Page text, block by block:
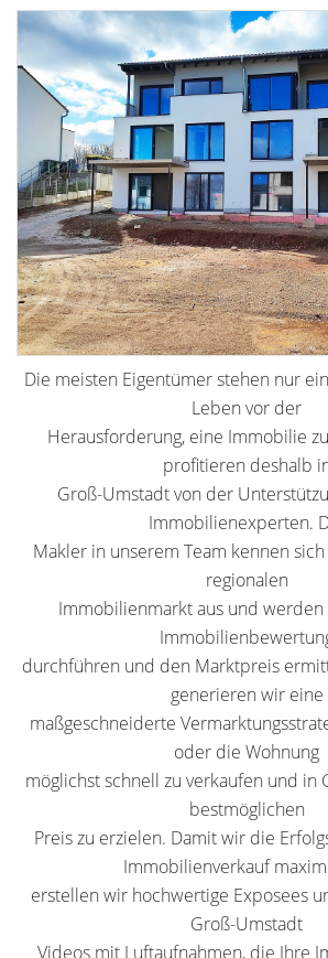
Die meisten Eigentümer stehen nur
Leben vor der
Herausforderung, eine Immobilie
profitieren deshalb
Groß-Umstadt von der
Immobilienexperten.
Makler in unserem Team kennen
regionalen
Immobilienmarkt aus und werden
durchführen und den Marktpreis
generieren wir eine
maßgeschneiderte
oder die Wohnung
möglichst schnell zu verkaufen und in
bestmöglichen
Preis zu erzielen. Damit wir die
Immobilienverkauf
erstellen wir hochwertige Exposees
Groß-Umstadt
Videos mit Luftaufnahmen, die Ihre